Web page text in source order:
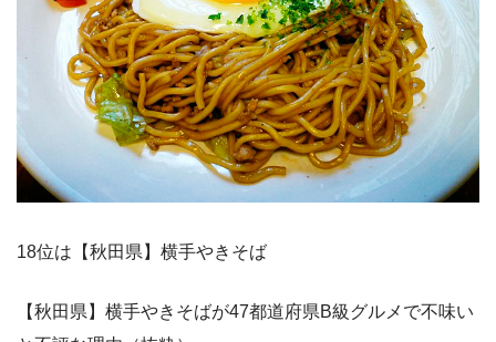
18位は【秋田県】横手やきそば
【秋田県】横手やきそばが47都道府県B級グルメで不味い